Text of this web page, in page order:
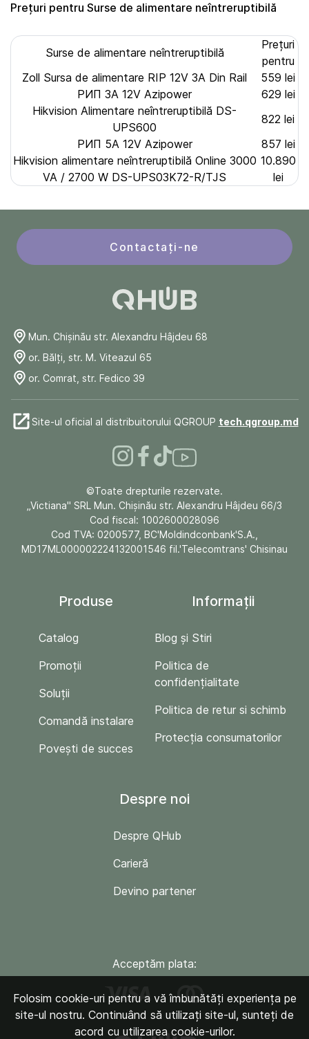
Prețuri pentru Surse de alimentare neîntreruptibilă
Surse de alimentare neîntreruptibilă
Prețuri
pentru
Zoll Sursa de alimentare RIP 12V 3A Din Rail
559 lei
РИП 3А 12V Azipower
629 lei
Hikvision Alimentare neîntreruptibilă DS-
UPS600
822 lei
РИП 5А 12V Azipower
857 lei
Hikvision alimentare neîntreruptibilă Online 3000
VA / 2700 W DS-UPS03K72-R/TJS
10.890
lei
Contactați-ne
Mun. Chişinău str. Alexandru Hâjdeu 68
or. Bălți, str. M. Viteazul 65
or. Comrat, str. Fedico 39
Site-ul oficial al distribuitorului QGROUP tech.qgroup.md
©Toate drepturile rezervate.
„Victiana" SRL Mun. Chişinău str. Alexandru Hâjdeu 66/3
Cod fiscal: 1002600028096
Cod TVA: 0200577, BC'Moldindconbank'S.A.,
MD17ML000002224132001546 fil.'Telecomtrans' Chisinau
Produse
Catalog
Promoții
Soluții
Comandă instalare
Povești de succes
Informații
Blog și Stiri
Politica de
confidențialitate
Politica de retur si schimb
Protecția consumatorilor
Despre noi
Despre QHub
Carieră
Devino partener
Acceptăm plata:
Folosim cookie-uri pentru a vă îmbunătăți experiența pe
site-ul nostru. Continuând să utilizați site-ul, sunteți de
acord cu utilizarea cookie-urilor.